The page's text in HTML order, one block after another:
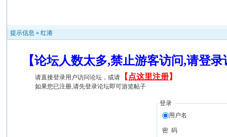
提示信息 »红港
【论坛人数太多,禁止游客访问,请登
请直接登录用户访问论坛，或请 【 点这里注册】
如果您已注册,请先登录论坛即可游览帖子
登录
用户名
密 码